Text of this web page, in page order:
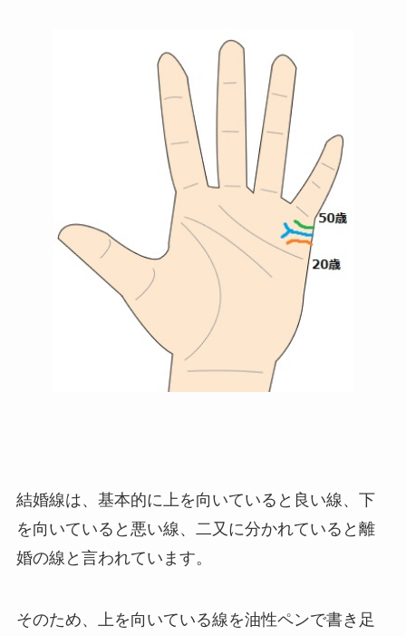
結婚線は、基本的に上を向いていると良い線、下
を向いていると悪い線、二又に分かれていると離
婚の線と言われています。
そのため、上を向いている線を油性ペンで書き足